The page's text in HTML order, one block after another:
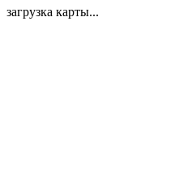
загрузка карты...